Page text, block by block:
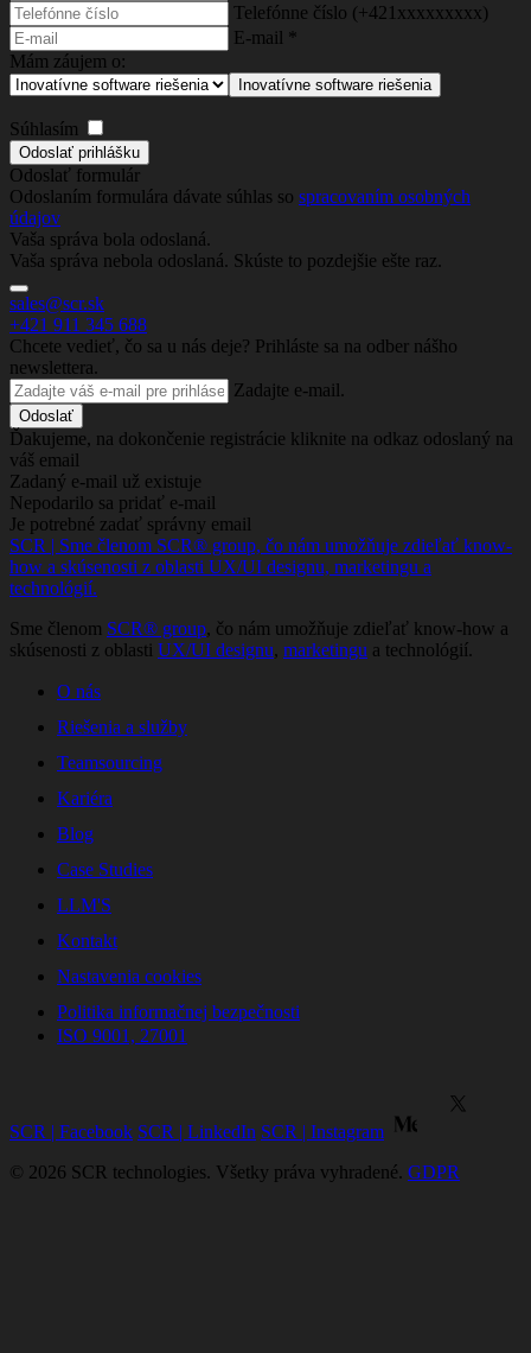
Telefónne číslo (+421xxxxxxxxx)
E-mail *
Mám záujem o:
Inovatívne software riešenia
Súhlasím
Odoslať formulár
Odoslaním formulára dávate súhlas so spracovaním osobných
údajov
Vaša správa bola odoslaná.
Vaša správa nebola odoslaná. Skúste to pozdejšie ešte raz.
sales@scr.sk
+421 911 345 688
Chcete vedieť, čo sa u nás deje? Prihláste sa na odber nášho
newslettera.
Zadajte e-mail.
Ďakujeme, na dokončenie registrácie kliknite na odkaz odoslaný na
váš email
Zadaný e-mail už existuje
Nepodarilo sa pridať e-mail
Je potrebné zadať správny email
SCR | Sme členom SCR® group, čo nám umožňuje zdieľať know-
how a skúsenosti z oblasti UX/UI designu, marketingu a
technológií.
Sme členom SCR® group, čo nám umožňuje zdieľať know-how a
skúsenosti z oblasti UX/UI designu, marketingu a technológií.
O nás
Riešenia a služby
Teamsourcing
Kariéra
Blog
Case Studies
LLM'S
Kontakt
Nastavenia cookies
Politika informačnej bezpečnosti
ISO 9001, 27001
SCR | Facebook SCR | LinkedIn SCR | Instagram
© 2026 SCR technologies. Všetky práva vyhradené. GDPR